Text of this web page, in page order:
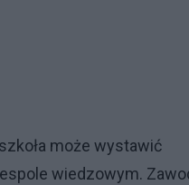
może wystawić
wiedzowym.